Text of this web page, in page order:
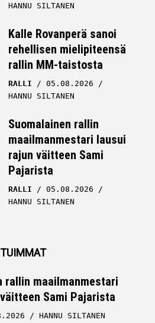
HANNU SILTANEN
Kalle Rovanperä sanoi
rehellisen mielipiteensä
rallin MM-taistosta
RALLI
05.08.2026
HANNU SILTANEN
Suomalainen rallin
maailmanmestari lausui
rajun väitteen Sami
Pajarista
RALLI
05.08.2026
HANNU SILTANEN
rallin maailmanmestari
Sami Pajarista
HANNU SILTANEN